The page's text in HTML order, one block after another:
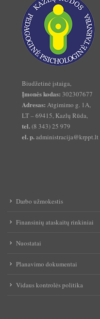
Biudžetinė įstaiga,
Įmonės kodas: 302307677
Adresas: Atgimimo g. 1A,
LT – 69415, Kazlų Rūda,
tel.(8 343) 25 979
el. p.administracija@krppt.lt
Darbo užmokestis
Finansinių ataskaitų rinkiniai
Nuostatai
Planavimo dokumentai
Vidaus kontrolės politika